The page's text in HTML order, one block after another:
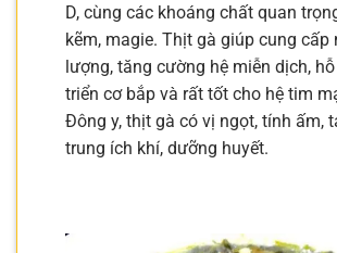
D, cùng các khoáng chất quan
kẽm, magie. Thịt gà giúp cung cấp
lượng, tăng cường hệ miễn dịch,
triển cơ bắp và rất tốt cho hệ tim
Đông y, thịt gà có vị ngọt, tính ấm,
trung ích khí, dưỡng huyết.